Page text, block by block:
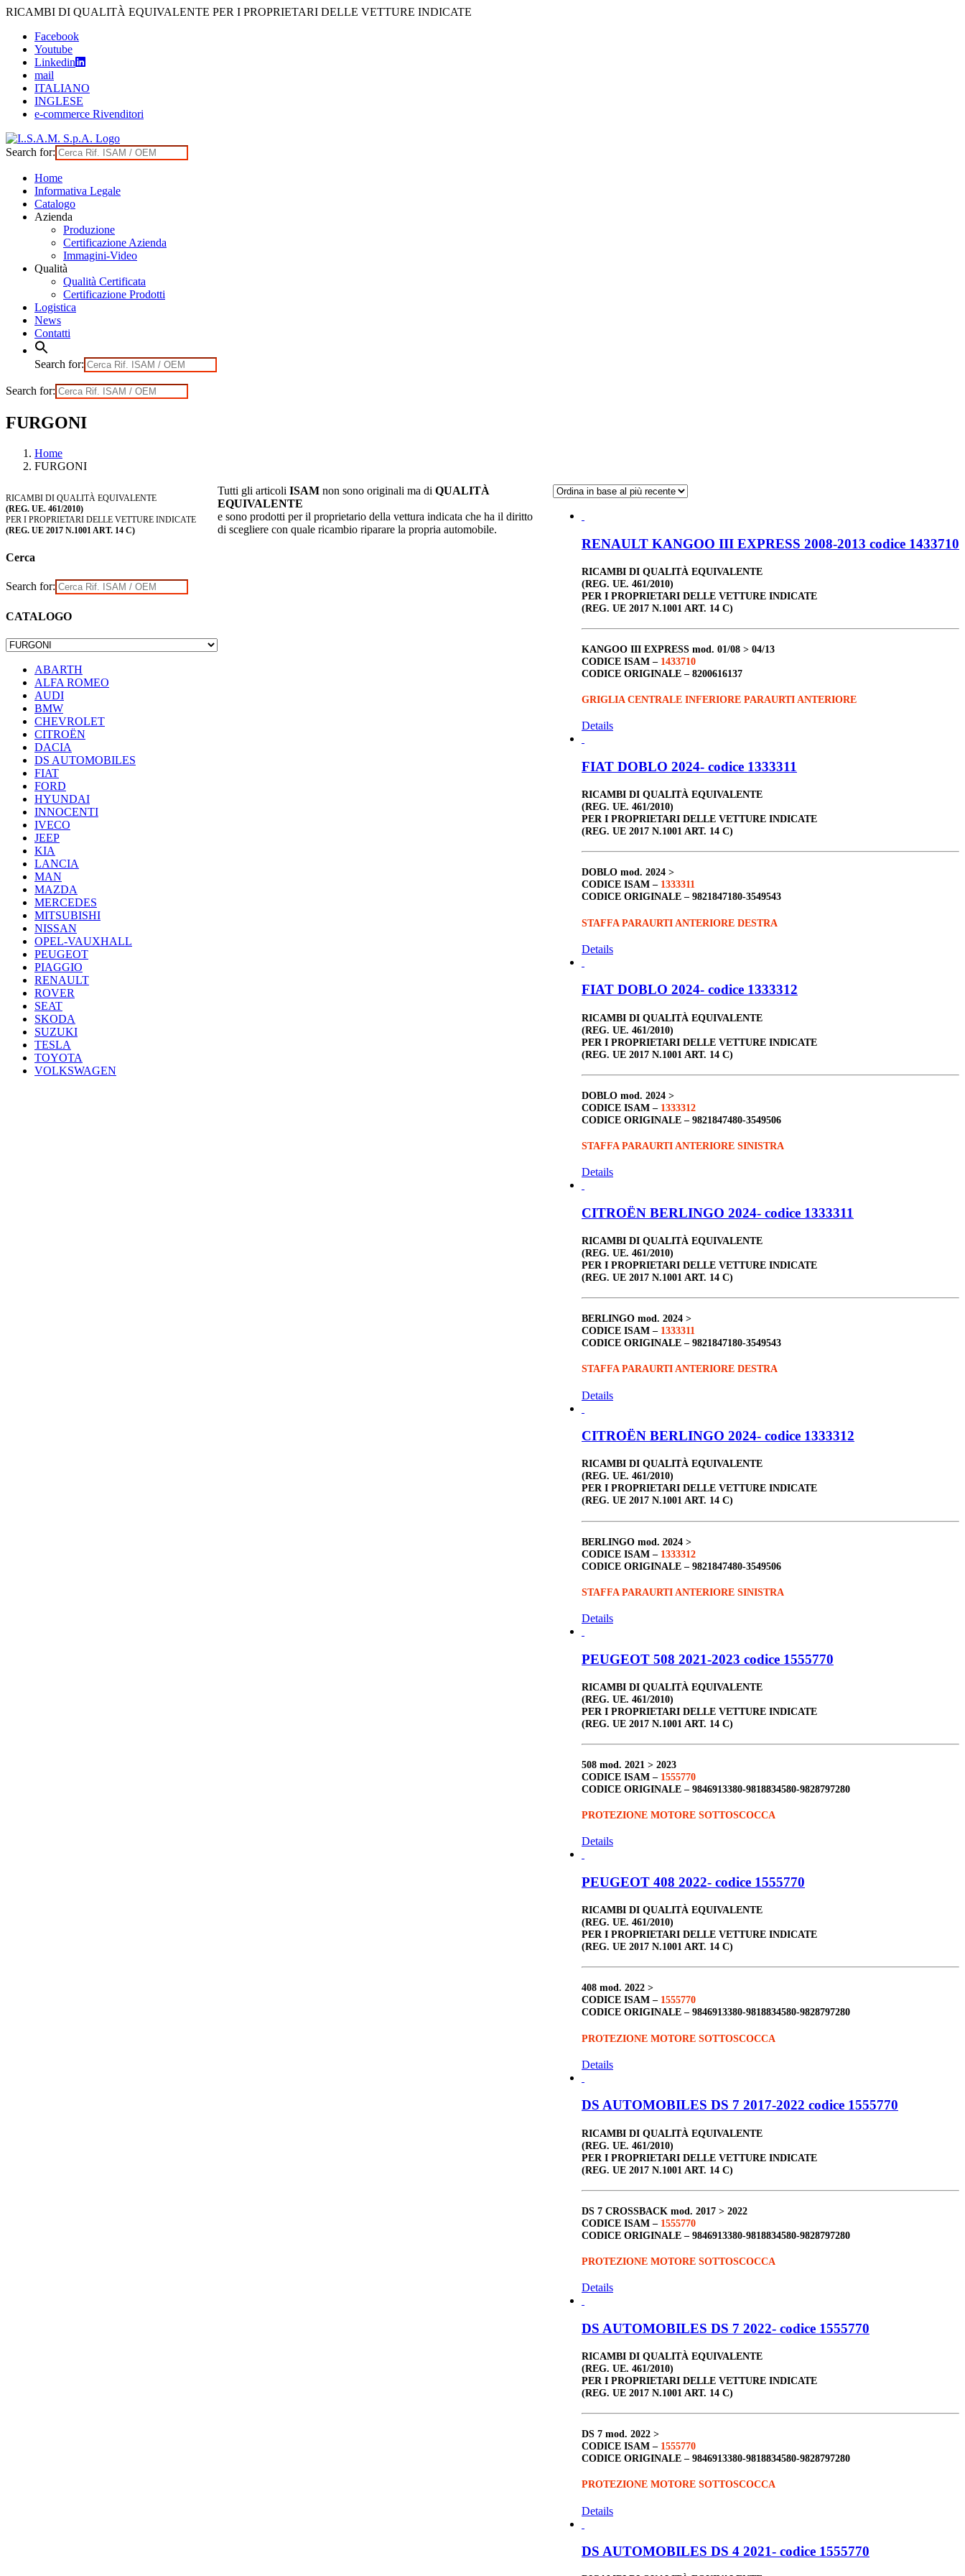
Skip
content
RICAMBI DI QUALITÀ EQUIVALENTE PER I PROPRIETARI DELLE VETTURE INDICATE
Facebook
Youtube
Linkedin
mail
ITALIANO
INGLESE
e-commerce Rivenditori
Search for:
Home
Informativa Legale
Catalogo
Azienda
Produzione
Certificazione Azienda
Immagini-Video
Qualità
Qualità Certificata
Certificazione Prodotti
Logistica
News
Contatti
Search for:
Search for:
FURGONI
Home
FURGONI
RENAULT KANGOO III EXPRESS 2008-2013 codice 1433710
RICAMBI DI QUALITÀ EQUIVALENTE
(REG. UE. 461/2010)
PER I PROPRIETARI DELLE VETTURE INDICATE
(REG. UE 2017 N.1001 ART. 14 C)
KANGOO III EXPRESS mod. 01/08 > 04/13
CODICE ISAM – 1433710
CODICE ORIGINALE – 8200616137
GRIGLIA CENTRALE INFERIORE PARAURTI ANTERIORE
Details
FIAT DOBLO 2024- codice 1333311
RICAMBI DI QUALITÀ EQUIVALENTE
(REG. UE. 461/2010)
PER I PROPRIETARI DELLE VETTURE INDICATE
(REG. UE 2017 N.1001 ART. 14 C)
DOBLO mod. 2024 >
CODICE ISAM – 1333311
CODICE ORIGINALE – 9821847180-3549543
STAFFA PARAURTI ANTERIORE DESTRA
Details
FIAT DOBLO 2024- codice 1333312
RICAMBI DI QUALITÀ EQUIVALENTE
(REG. UE. 461/2010)
PER I PROPRIETARI DELLE VETTURE INDICATE
(REG. UE 2017 N.1001 ART. 14 C)
DOBLO mod. 2024 >
CODICE ISAM – 1333312
CODICE ORIGINALE – 9821847480-3549506
STAFFA PARAURTI ANTERIORE SINISTRA
Details
CITROËN BERLINGO 2024- codice 1333311
RICAMBI DI QUALITÀ EQUIVALENTE
(REG. UE. 461/2010)
PER I PROPRIETARI DELLE VETTURE INDICATE
(REG. UE 2017 N.1001 ART. 14 C)
BERLINGO mod. 2024 >
CODICE ISAM – 1333311
CODICE ORIGINALE – 9821847180-3549543
STAFFA PARAURTI ANTERIORE DESTRA
Details
CITROËN BERLINGO 2024- codice 1333312
RICAMBI DI QUALITÀ EQUIVALENTE
(REG. UE. 461/2010)
PER I PROPRIETARI DELLE VETTURE INDICATE
(REG. UE 2017 N.1001 ART. 14 C)
BERLINGO mod. 2024 >
CODICE ISAM – 1333312
CODICE ORIGINALE – 9821847480-3549506
STAFFA PARAURTI ANTERIORE SINISTRA
Details
PEUGEOT 508 2021-2023 codice 1555770
RICAMBI DI QUALITÀ EQUIVALENTE
(REG. UE. 461/2010)
PER I PROPRIETARI DELLE VETTURE INDICATE
(REG. UE 2017 N.1001 ART. 14 C)
508 mod. 2021 > 2023
CODICE ISAM – 1555770
CODICE ORIGINALE – 9846913380-9818834580-9828797280
PROTEZIONE MOTORE SOTTOSCOCCA
Details
PEUGEOT 408 2022- codice 1555770
RICAMBI DI QUALITÀ EQUIVALENTE
(REG. UE. 461/2010)
PER I PROPRIETARI DELLE VETTURE INDICATE
(REG. UE 2017 N.1001 ART. 14 C)
408 mod. 2022 >
CODICE ISAM – 1555770
CODICE ORIGINALE – 9846913380-9818834580-9828797280
PROTEZIONE MOTORE SOTTOSCOCCA
Details
DS AUTOMOBILES DS 7 2017-2022 codice 1555770
RICAMBI DI QUALITÀ EQUIVALENTE
(REG. UE. 461/2010)
PER I PROPRIETARI DELLE VETTURE INDICATE
(REG. UE 2017 N.1001 ART. 14 C)
DS 7 CROSSBACK mod. 2017 > 2022
CODICE ISAM – 1555770
CODICE ORIGINALE – 9846913380-9818834580-9828797280
PROTEZIONE MOTORE SOTTOSCOCCA
Details
DS AUTOMOBILES DS 7 2022- codice 1555770
RICAMBI DI QUALITÀ EQUIVALENTE
(REG. UE. 461/2010)
PER I PROPRIETARI DELLE VETTURE INDICATE
(REG. UE 2017 N.1001 ART. 14 C)
DS 7 mod. 2022 >
CODICE ISAM – 1555770
CODICE ORIGINALE – 9846913380-9818834580-9828797280
PROTEZIONE MOTORE SOTTOSCOCCA
Details
DS AUTOMOBILES DS 4 2021- codice 1555770
RICAMBI DI QUALITÀ EQUIVALENTE
(REG. UE. 461/2010)
PER I PROPRIETARI DELLE VETTURE INDICATE
(REG. UE 2017 N.1001 ART. 14 C)
Cerca
Search for:
CATALOGO
ABARTH
ALFA ROMEO
AUDI
BMW
CHEVROLET
CITROËN
DACIA
DS AUTOMOBILES
FIAT
FORD
HYUNDAI
INNOCENTI
IVECO
JEEP
KIA
LANCIA
MAN
MAZDA
MERCEDES
MITSUBISHI
NISSAN
OPEL-VAUXHALL
PEUGEOT
PIAGGIO
RENAULT
ROVER
SEAT
SKODA
SUZUKI
TESLA
TOYOTA
VOLKSWAGEN
Tutti gli articoli ISAM non sono originali ma di QUALITÀ
EQUIVALENTE
e sono prodotti per il proprietario della vettura indicata che ha il diritto
di scegliere con quale ricambio riparare la propria automobile.